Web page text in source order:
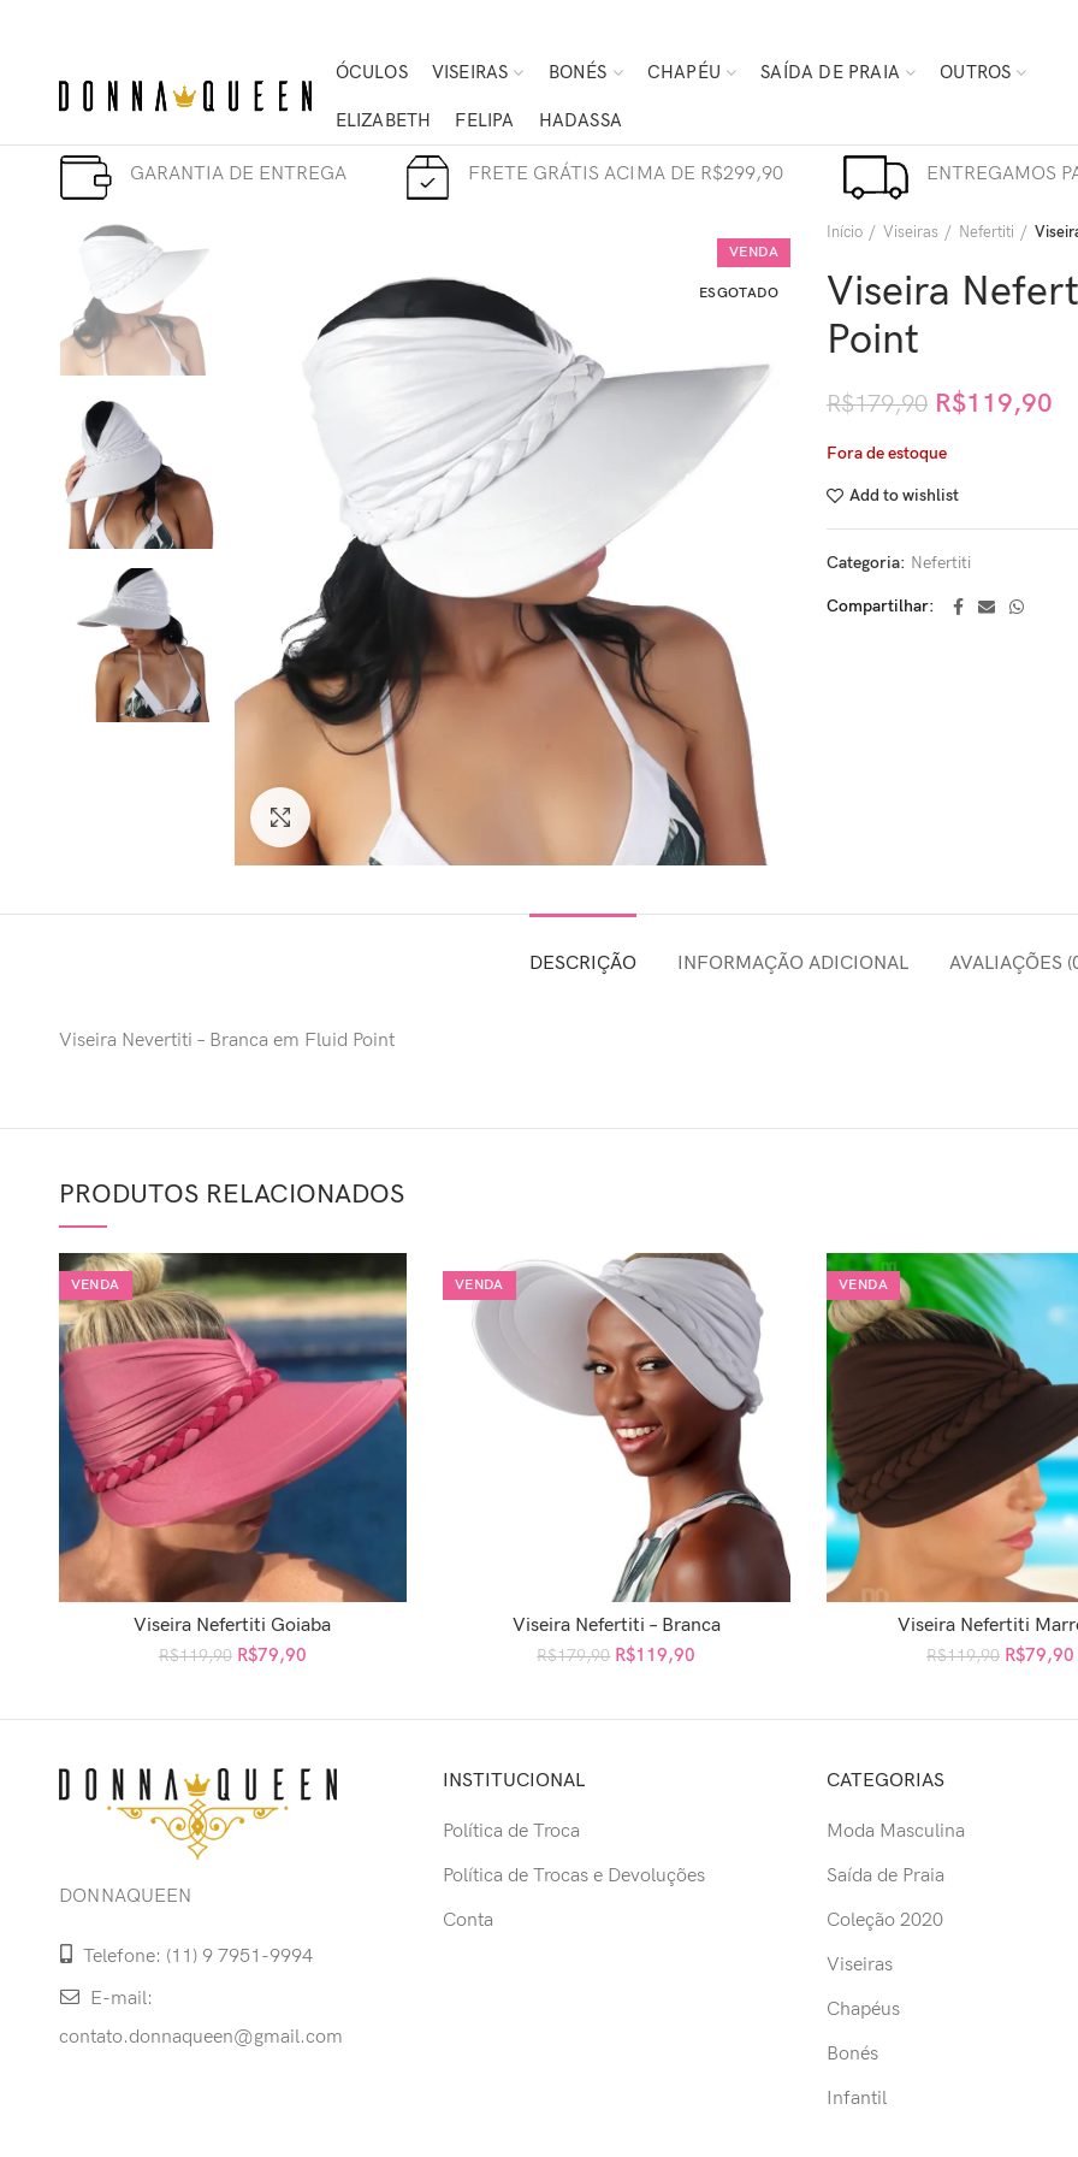
ÓCULOS VISEIRAS BONÉS CHAPÉU SAÍDA DE PRAIA OUTROS
ELIZABETH FELIPA HADASSA
GARANTIA DE ENTREGA FRETE GRÁTIS ACIMA DE R$299,90 ENTREGAMOS
VENDA
ESGOTADO
Clique para ampliar
Início Viseiras Nefertiti
Viseira
Point
R$179,90 R$119,90
Fora de estoque
Add to wishlist
Categoria: Nefertiti
Compartilhar
DESCRIÇÃO INFORMAÇÃO ADICIONAL AVALIAÇÕES
Viseira Nevertiti – Branca em Fluid Point
PRODUTOS RELACIONADOS
VENDA
ADICIONAR AO CARRINHO
Viseira Nefertiti Goiaba
R$119,90 R$79,90
VENDA
ADICIONAR AO CARRINHO
Viseira Nefertiti – Branca
R$179,90 R$119,90
VENDA
ADICIONAR AO
Viseira Nefertiti
R$119,90 R$79,90
DONNAQUEEN
Telefone: (11) 9 7951-9994
E-mail:
contato.donnaqueen@gmail.com
INSTITUCIONAL
Política de Troca
Política de Trocas e Devoluções
Conta
CATEGORIAS
Moda Masculina
Saída de Praia
Coleção 2020
Viseiras
Chapéus
Bonés
Infantil